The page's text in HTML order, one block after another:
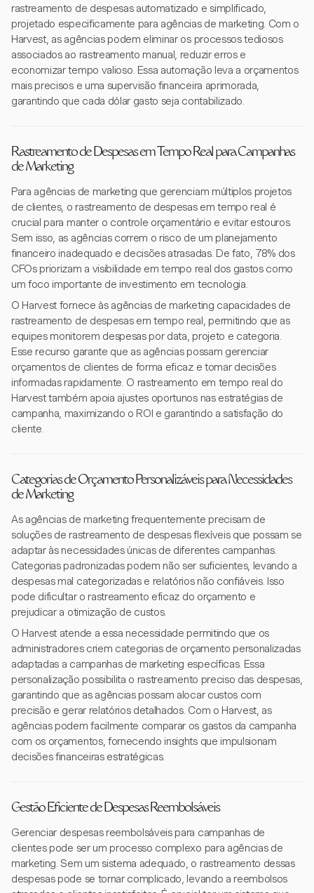
rastreamento de despesas automatizado e simplificado,
projetado especificamente para agências de marketing. Com o
Harvest, as agências podem eliminar os processos tediosos
associados ao rastreamento manual, reduzir erros e
economizar tempo valioso. Essa automação leva a orçamentos
mais precisos e uma supervisão financeira aprimorada,
garantindo que cada dólar gasto seja contabilizado.
Rastreamento de Despesas em Tempo Real para Campanhas
de Marketing
Para agências de marketing que gerenciam múltiplos projetos
de clientes, o rastreamento de despesas em tempo real é
crucial para manter o controle orçamentário e evitar estouros.
Sem isso, as agências correm o risco de um planejamento
financeiro inadequado e decisões atrasadas. De fato, 78% dos
CFOs priorizam a visibilidade em tempo real dos gastos como
um foco importante de investimento em tecnologia.
O Harvest fornece às agências de marketing capacidades de
rastreamento de despesas em tempo real, permitindo que as
equipes monitorem despesas por data, projeto e categoria.
Esse recurso garante que as agências possam gerenciar
orçamentos de clientes de forma eficaz e tomar decisões
informadas rapidamente. O rastreamento em tempo real do
Harvest também apoia ajustes oportunos nas estratégias de
campanha, maximizando o ROI e garantindo a satisfação do
cliente.
Categorias de Orçamento Personalizáveis para Necessidades
de Marketing
As agências de marketing frequentemente precisam de
soluções de rastreamento de despesas flexíveis que possam se
adaptar às necessidades únicas de diferentes campanhas.
Categorias padronizadas podem não ser suficientes, levando a
despesas mal categorizadas e relatórios não confiáveis. Isso
pode dificultar o rastreamento eficaz do orçamento e
prejudicar a otimização de custos.
O Harvest atende a essa necessidade permitindo que os
administradores criem categorias de orçamento personalizadas
adaptadas a campanhas de marketing específicas. Essa
personalização possibilita o rastreamento preciso das despesas,
garantindo que as agências possam alocar custos com
precisão e gerar relatórios detalhados. Com o Harvest, as
agências podem facilmente comparar os gastos da campanha
com os orçamentos, fornecendo insights que impulsionam
decisões financeiras estratégicas.
Gestão Eficiente de Despesas Reembolsáveis
Gerenciar despesas reembolsáveis para campanhas de
clientes pode ser um processo complexo para agências de
marketing. Sem um sistema adequado, o rastreamento dessas
despesas pode se tornar complicado, levando a reembolsos